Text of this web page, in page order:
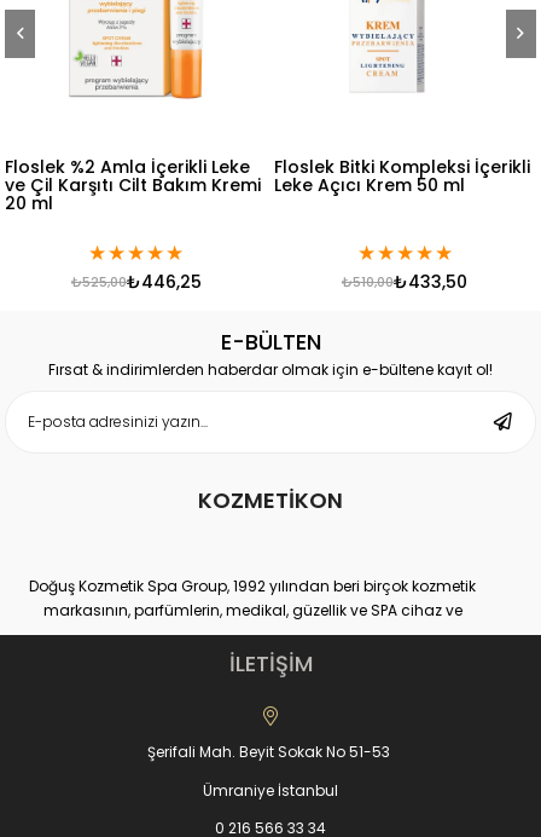
İçerikli Leke
Cilt Bakım Kremi
₺446,25
Floslek Bitki Kompleksi İçerikli
Leke Açıcı Krem 50 ml
₺433,50
Floslek
E-BÜLTEN
Fırsat & indirimlerden haberdar olmak için e-bültene kayıt ol!
KOZMETİKON
Doğuş Kozmetik Spa Group, 1992 yılından beri birçok kozmetik
markasının, parfümlerin, medikal, güzellik ve SPA cihaz ve
ekipmanlarının hem distribütörlüğünü hem de üretimini yapan
yurtiçi ve yurtdışı binlerce müşteri sayısına ulaşmış, kendi
sektöründe Dünya lideri kuruluşlardan bir tanesidir.
www.kozmetikON.com
ürünler alışveriş sitesiyle, %100 müşteri memnuniyeti ve kaliteli ürün
gamıyla 2013 yılında hizmet vermeye başlamıştır. KozmetikON e-
ticaret sitesinde satılan tüm kozmetik markalar Doğuş SPA
Group’un kendi ürettiği veya distribütörü olduğu markalarıdır.
Satışa sunduğumuz kozmetik ürünler ve parfümler, çok yüksek
İLETİŞİM
Şerifali Mah. Beyit Sokak No 51-53
Ümraniye İstanbul
0 216 566 33 34